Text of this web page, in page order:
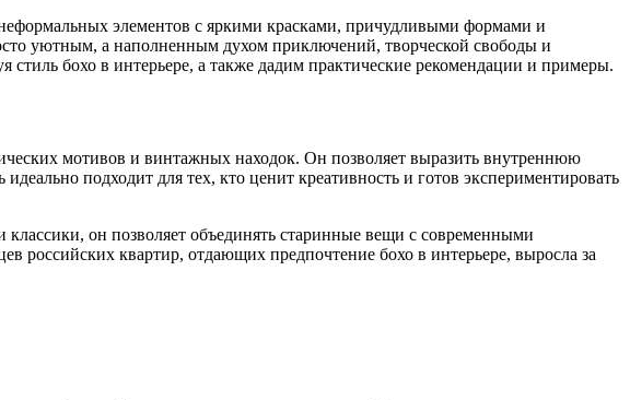
элементов с яркими красками, причудливыми формами и
уютным, а наполненным духом приключений, творческой свободы и
стиль бохо в интерьере, а также дадим практические рекомендации и примеры.
мотивов и винтажных находок. Он позволяет выразить внутреннюю
подходит для тех, кто ценит креативность и готов экспериментировать
классики, он позволяет объединять старинные вещи с современными
российских квартир, отдающих предпочтение бохо в интерьере, выросла за